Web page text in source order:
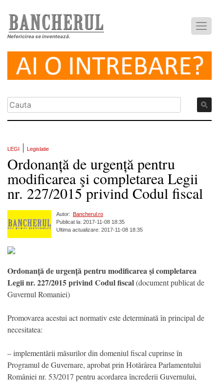
Nefericirea se inventează.
LEGI Legislatie
Ordonanță de urgență pentru
modificarea şi completarea Legii
nr. 227/2015 privind Codul fiscal
Autor: Bancherul.ro
Publicat la: 2017-11-08 18:35
Ultima actualizare: 2017-11-08 18:35
Ordonanță de urgență pentru modificarea şi completarea
Legii nr. 227/2015 privind Codul fiscal(document publicat de
Guvernul Romaniei)
Promovarea acestui act normativ este determinată în principal de
necesitatea:
– implementării măsurilor din domeniul fiscal cuprinse în
Programul de Guvernare, aprobat prin Hotărârea Parlamentului
României nr. 53/2017 pentru acordarea încrederii Guvernului,